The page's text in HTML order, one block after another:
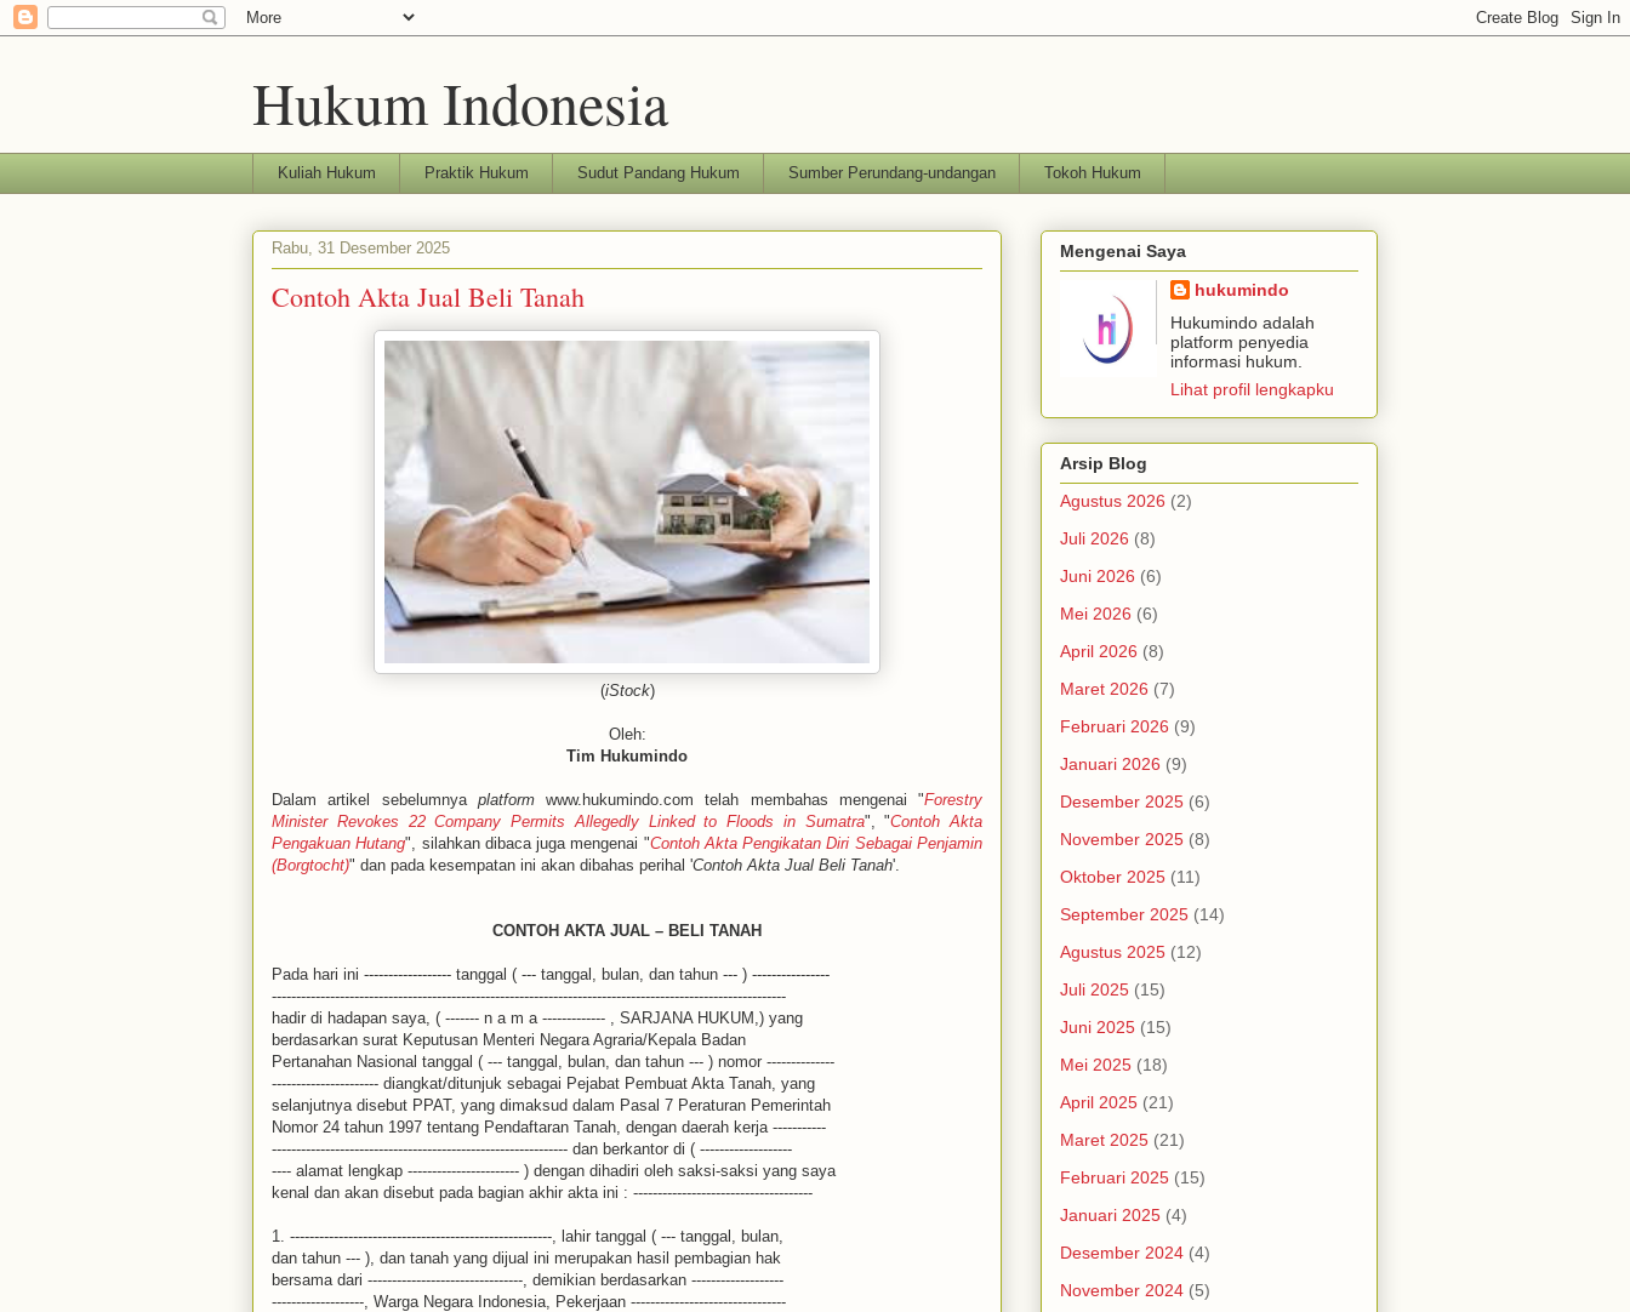
Hukum Indonesia
Kuliah Hukum Praktik Hukum Sudut Pandang Hukum Sumber Perundang-undangan Tokoh Hukum
Rabu, 31 Desember 2025
Contoh Akta Jual Beli Tanah
(iStock)
Oleh:
Tim Hukumindo
Dalam artikel sebelumnya platformwww.hukumindo.com telah membahas mengenai "Forestry
Minister Revokes 22 Company Permits Allegedly Linked to Floods in Sumatra", "Contoh Akta
Pengakuan Hutang", silahkan dibaca juga mengenai "Contoh Akta Pengikatan Diri Sebagai Penjamin
(Borgtocht)" dan pada kesempatan ini akan dibahas perihal 'Contoh Akta Jual Beli Tanah'.
CONTOH AKTA JUAL – BELI TANAH
Pada hari ini ------------------ tanggal ( --- tanggal, bulan, dan tahun --- ) ----------------
----------------------------------------------------------------------------------------------------------
hadir di hadapan saya, ( ------- n a m a ------------- , SARJANA HUKUM,) yang
berdasarkan surat Keputusan Menteri Negara Agraria/Kepala Badan
Pertanahan Nasional tanggal ( --- tanggal, bulan, dan tahun --- ) nomor --------------
---------------------- diangkat/ditunjuk sebagai Pejabat Pembuat Akta Tanah, yang
selanjutnya disebut PPAT, yang dimaksud dalam Pasal 7 Peraturan Pemerintah
Nomor 24 tahun 1997 tentang Pendaftaran Tanah, dengan daerah kerja -----------
------------------------------------------------------------- dan berkantor di ( -------------------
---- alamat lengkap ----------------------- ) dengan dihadiri oleh saksi-saksi yang saya
kenal dan akan disebut pada bagian akhir akta ini : -------------------------------------
1. ------------------------------------------------------, lahir tanggal ( --- tanggal, bulan,
dan tahun --- ), dan tanah yang dijual ini merupakan hasil pembagian hak
bersama dari --------------------------------, demikian berdasarkan -------------------
-------------------, Warga Negara Indonesia, Pekerjaan --------------------------------
Mengenai Saya
hukumindo
Hukumindo adalah
platform penyedia
informasi hukum.
Lihat profil lengkapku
Arsip Blog
Agustus 2026 (2)
Juli 2026 (8)
Juni 2026 (6)
Mei 2026 (6)
April 2026 (8)
Maret 2026 (7)
Februari 2026 (9)
Januari 2026 (9)
Desember 2025 (6)
November 2025 (8)
Oktober 2025 (11)
September 2025 (14)
Agustus 2025 (12)
Juli 2025 (15)
Juni 2025 (15)
Mei 2025 (18)
April 2025 (21)
Maret 2025 (21)
Februari 2025 (15)
Januari 2025 (4)
Desember 2024 (4)
November 2024 (5)